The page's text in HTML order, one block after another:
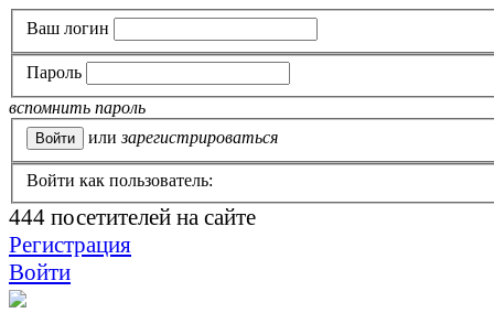
Ваш логин
Пароль
вспомнить пароль
или зарегистрироваться
Войти как пользователь:
444 посетителей на сайте
Регистрация
Войти